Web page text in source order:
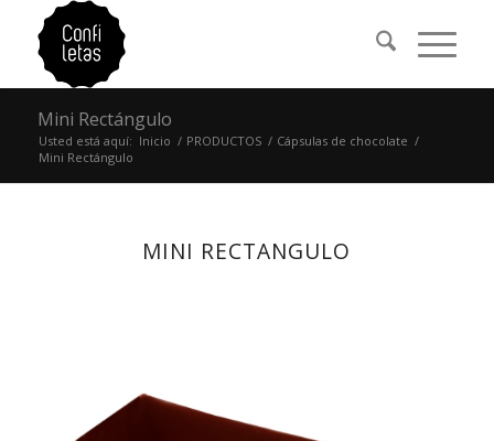
Mini Rectángulo
Usted está aquí: Inicio / PRODUCTOS / Cápsulas de chocolate /
Mini Rectángulo
MINI RECTANGULO